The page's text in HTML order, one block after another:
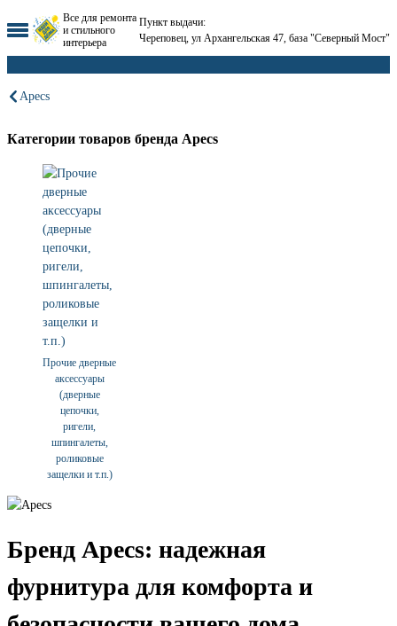
Все для ремонта
и стильного
интерьера
Пункт выдачи:
Череповец, ул Архангельская 47, база "Северный Мост"
Apecs
Категории товаров бренда Apecs
Прочие дверные
аксессуары
(дверные
цепочки,
ригели,
шпингалеты,
роликовые
защелки и т.п.)
Бренд Apecs: надежная
фурнитура для комфорта и